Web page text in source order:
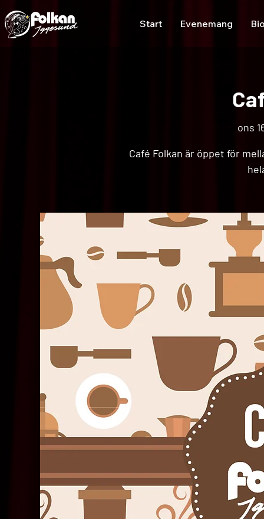
Start Evenemang
ons
Café Folkan är öppet för